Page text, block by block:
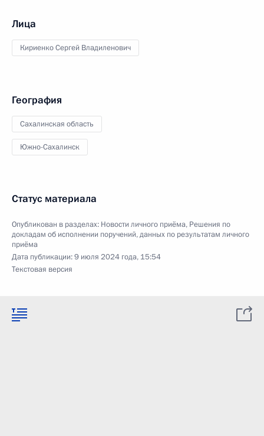
Лица
Кириенко Сергей Владиленович
География
Сахалинская область
Южно-Сахалинск
Статус материала
Опубликован в разделах: Новости личного приёма, Решения по
докладам об исполнении поручений, данных по результатам личного
приёма
Дата публикации:9 июля 2024 года, 15:54
Текстовая версия